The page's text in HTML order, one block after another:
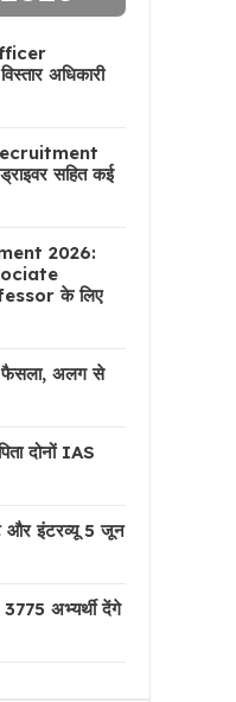
अधिकारी
सहित कई
2026:
के लिए
फैसला, अलग से
दोनों IAS
और इंटरव्यू 5 जून
अभ्यर्थी देंगे